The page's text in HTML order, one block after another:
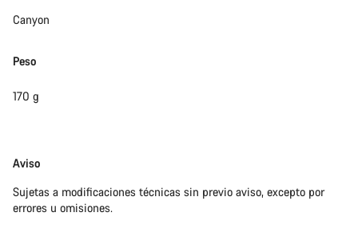
Canyon
Peso
170 g
Exención
responsabilidades
Aviso
Sujetas a modificaciones técnicas sin previo aviso, excepto por
errores u omisiones.